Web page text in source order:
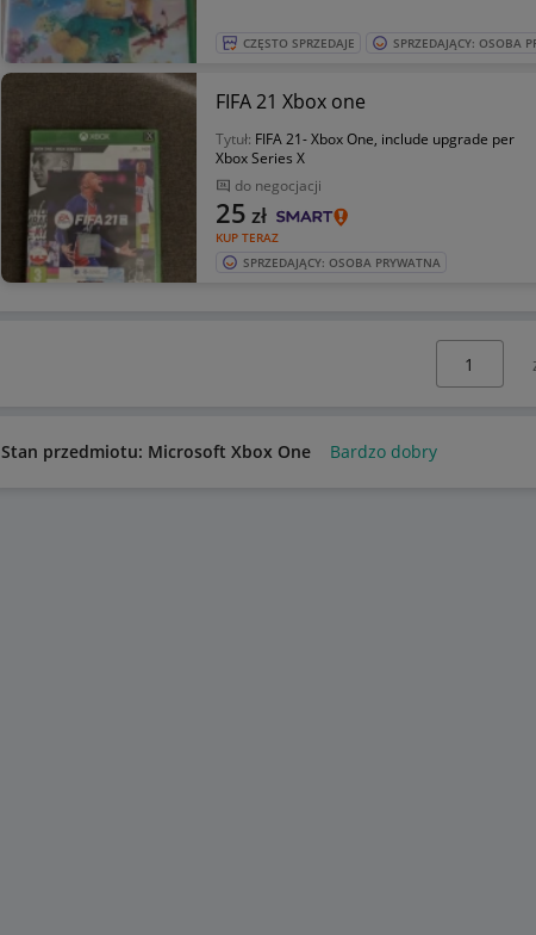
CZĘSTO SPRZEDAJE SPRZEDAJĄCY: OSOBA
FIFA 21 Xbox one
Tytuł: FIFA 21- Xbox One, include upgrade per
Xbox Series X
do negocjacji
KUP TERAZ
25 zł
SPRZEDAJĄCY: OSOBA PRYWATNA
Stan przedmiotu: Microsoft Xbox One Bardzo dobry